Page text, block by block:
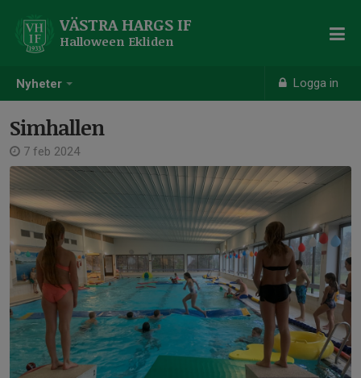
Nyheter Logga in
VÄSTRA HARGS IF
Halloween Ekliden
Simhallen
7 feb 2024